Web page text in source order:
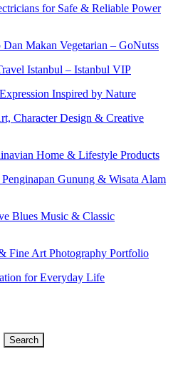
for Safe & Reliable Power
Makan Vegetarian – GoNutss
Istanbul – Istanbul VIP
Inspired by Nature
Character Design & Creative
Home & Lifestyle Products
Gunung & Wisata Alam
Blues Music & Classic
Fine Art Photography Portfolio
for Everyday Life
Search